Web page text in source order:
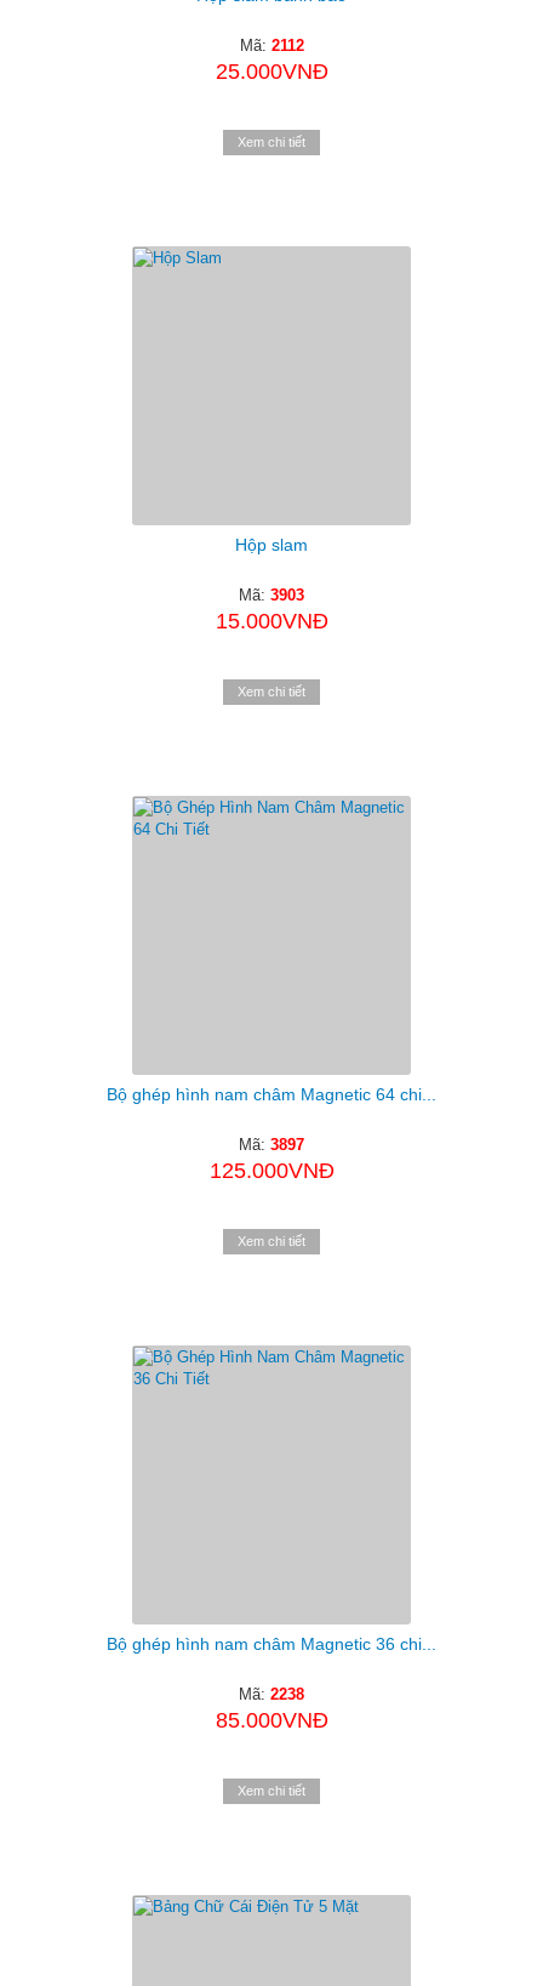
Mã: 2112
25.000VNĐ
Xem chi tiết
Hộp slam
Mã: 3903
15.000VNĐ
Xem chi tiết
Bộ ghép hình nam châm Magnetic 64 chi...
Mã: 3897
125.000VNĐ
Xem chi tiết
Bộ ghép hình nam châm Magnetic 36 chi...
Mã: 2238
85.000VNĐ
Xem chi tiết